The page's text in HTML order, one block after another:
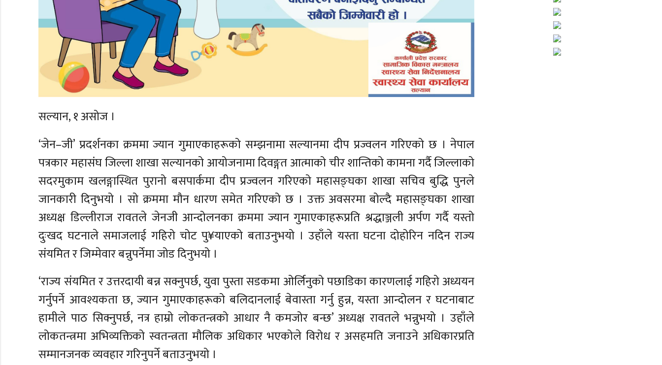
सल्यान, १ असोज ।
‘जेन–जी’ प्रदर्शनका क्रममा ज्यान गुमाएकाहरूको सम्झनामा सल्यानमा दीप प्रज्वलन गरिएको छ । नेपाल
पत्रकार महासंघ जिल्ला शाखा सल्यानको आयोजनामा दिवङ्गत आत्माको चीर शान्तिको कामना गर्दै जिल्लाको
सदरमुकाम खलङ्गास्थित पुरानो बसपार्कमा दीप प्रज्वलन गरिएको महासङ्घका शाखा सचिव बुद्धि पुनले
जानकारी दिनुभयो । सो क्रममा मौन धारण समेत गरिएको छ । उक्त अवसरमा बोल्दै महासङ्घका शाखा
अध्यक्ष डिल्लीराज रावतले जेनजी आन्दोलनका क्रममा ज्यान गुमाएकाहरूप्रति श्रद्धाञ्जली अर्पण गर्दै यस्तो
दुःखद घटनाले समाजलाई गहिरो चोट पु¥याएको बताउनुभयो । उहाँले यस्ता घटना दोहोरिन नदिन राज्य
संयमित र जिम्मेवार बन्नुपर्नेमा जोड दिनुभयो ।
‘राज्य संयमित र उत्तरदायी बन्न सक्नुपर्छ, युवा पुस्ता सडकमा ओर्लिनुको पछाडिका कारणलाई गहिरो अध्ययन
गर्नुपर्ने आवश्यकता छ, ज्यान गुमाएकाहरूको बलिदानलाई बेवास्ता गर्नु हुन्न, यस्ता आन्दोलन र घटनाबाट
हामीले पाठ सिक्नुपर्छ, नत्र हाम्रो लोकतन्त्रको आधार नै कमजोर बन्छ’ अध्यक्ष रावतले भन्नुभयो । उहाँले
लोकतन्त्रमा अभिव्यक्तिको स्वतन्त्रता मौलिक अधिकार भएकोले विरोध र असहमति जनाउने अधिकारप्रति
सम्मानजनक व्यवहार गरिनुपर्ने बताउनुभयो ।